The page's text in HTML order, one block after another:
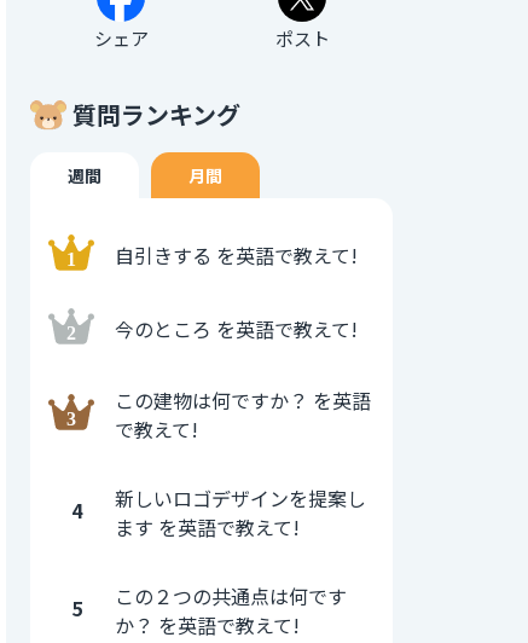
シェア ポスト
質問ランキング
週間 月間
自引きする を英語で教えて!
今のところ を英語で教えて!
この建物は何ですか？ を英語
で教えて!
4
新しいロゴデザインを提案し
ます を英語で教えて!
5
この２つの共通点は何です
か？ を英語で教えて!